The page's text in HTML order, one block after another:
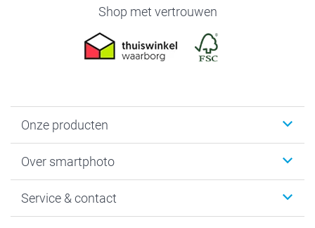
Shop met vertrouwen
Onze producten
Fotoboeken
Fotocadeaus
Over smartphoto
Vacatures
Service & contact